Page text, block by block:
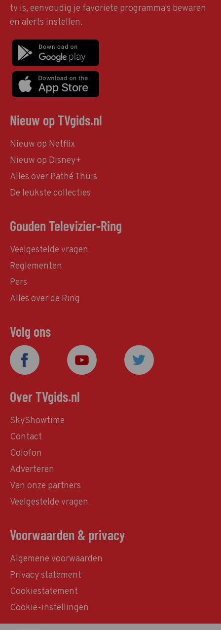
tv is, eenvoudig je favoriete programma's bewaren
en alerts instellen.
Nieuw op TVgids.nl
Nieuw op Netflix
Nieuw op Disney+
Alles over Pathé Thuis
De leukste collecties
Gouden Televizier-Ring
Veelgestelde vragen
Reglementen
Pers
Alles over de Ring
Volg ons
Over TVgids.nl
SkyShowtime
Contact
Colofon
Adverteren
Van onze partners
Veelgestelde vragen
Voorwaarden & privacy
Algemene voorwaarden
Privacy statement
Cookiestatement
Cookie-instellingen